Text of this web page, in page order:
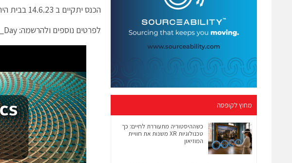
הכנס יתקיים ב 14.6.23 בבית הירוק, רמת אביב, תל אביב בשעה 8:30.
לפרטים נוספים ולהרשמה:
מחוץ לקופסה
כשההיסטוריה מתעוררת לחיים: כך
טכנולוגיות XR משנות את חוויית
המוזיאון